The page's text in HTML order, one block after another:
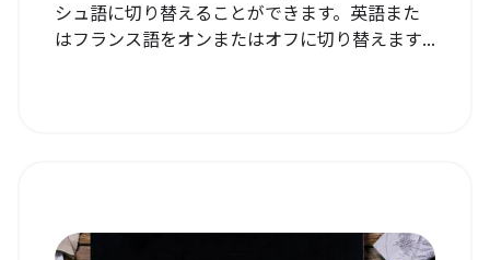
シュ語に切り替えることができます。英語また
はフランス語をオンまたはオフに切り替えます...